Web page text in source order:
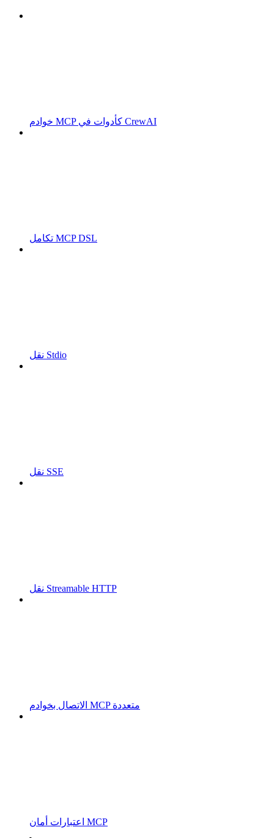
خوادم MCP كأدوات في CrewAI
تكامل MCP DSL
نقل Stdio
نقل SSE
نقل Streamable HTTP
الاتصال بخوادم MCP متعددة
اعتبارات أمان MCP